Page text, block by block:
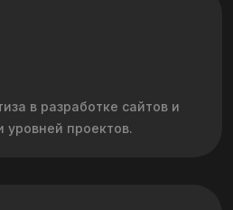
в разработке сайтов и
уровней проектов.